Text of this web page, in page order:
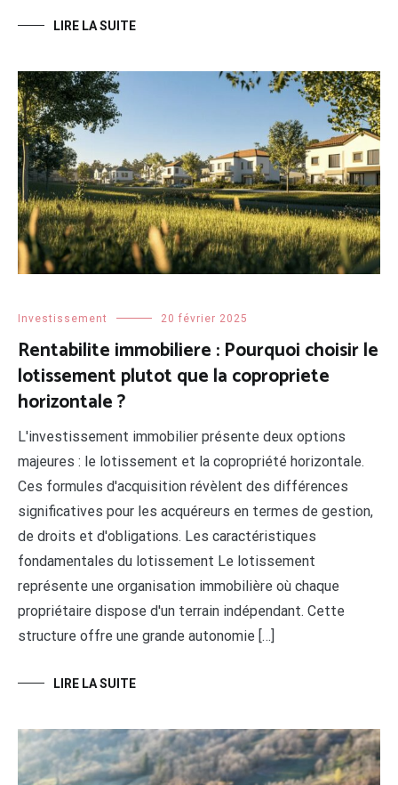
LIRE LA SUITE
Investissement 20 février 2025
Rentabilite immobiliere : Pourquoi choisir le
lotissement plutot que la copropriete
horizontale ?
L'investissement immobilier présente deux options
majeures : le lotissement et la copropriété horizontale.
Ces formules d'acquisition révèlent des différences
significatives pour les acquéreurs en termes de gestion,
de droits et d'obligations. Les caractéristiques
fondamentales du lotissement Le lotissement
représente une organisation immobilière où chaque
propriétaire dispose d'un terrain indépendant. Cette
structure offre une grande autonomie […]
LIRE LA SUITE